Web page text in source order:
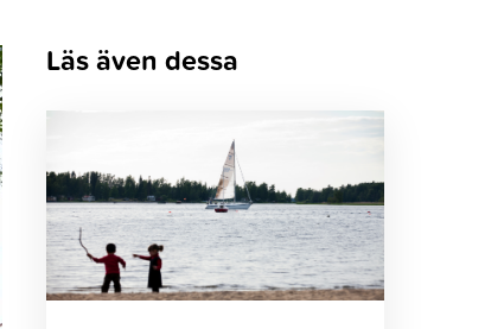
Läs även dessa
att
läsa
artikeln